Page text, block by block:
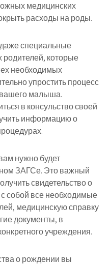
медицинских
расходы на роды.
специальные
которые
необходимых
упростить процесс
малыша.
в консульство своей
информацию о
нужно будет
ЗАГСе. Это важный
свидетельство о
собой все необходимые
медицинскую справку
документы, в
учреждения.
о рождении вы